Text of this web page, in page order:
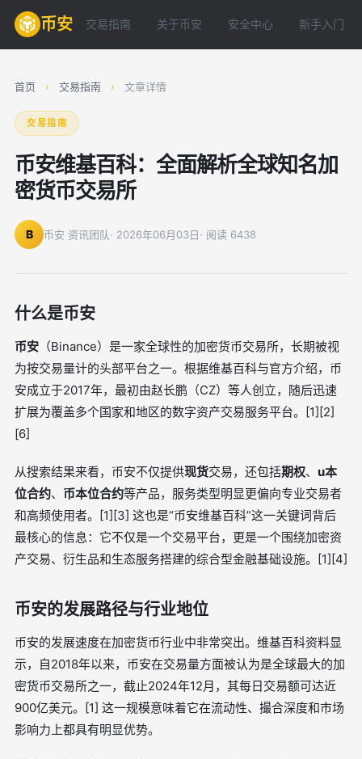
币安 交易指南 关于币安 安全中心 新手入门
首页 › 交易指南 › 文章详情
交易指南
币安维基百科：全面解析全球知名加
密货币交易所
B 币安 资讯团队· 2026年06月03日· 阅读 6438
什么是币安
币安 （Binance）是一家全球性的加密货币交易所，长期被视
为按交易量计的头部平台之一。根据维基百科与官方介绍，币
安成立于2017年，最初由赵长鹏（CZ）等人创立，随后迅速
扩展为覆盖多个国家和地区的数字资产交易服务平台。[1][2]
[6]
从搜索结果来看，币安不仅提供现货交易，还包括期权、 u本
位合约、 币本位合约等产品，服务类型明显更偏向专业交易者
和高频使用者。[1][3] 这也是“币安维基百科”这一关键词背后
最核心的信息：它不仅是一个交易平台，更是一个围绕加密资
产交易、衍生品和生态服务搭建的综合型金融基础设施。[1][4]
币安的发展路径与行业地位
币安的发展速度在加密货币行业中非常突出。维基百科资料显
示，自2018年以来，币安在交易量方面被认为是全球最大的加
密货币交易所之一，截止2024年12月，其每日交易额可达近
900亿美元。[1] 这一规模意味着它在流动性、撮合深度和市场
影响力上都具有明显优势。